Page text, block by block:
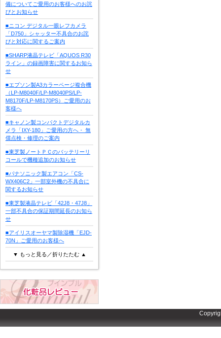
備についてご愛用のお客様へのお詫
びとお知らせ
■ニコン デジタル一眼レフカメラ
「D750」シャッター不具合のお詫
びと対応に関するご案内
■SHARP液晶テレビ「AQUOS R30
ライン」の録画障害に関するお知ら
せ
■エプソン製A3カラーページ複合機
（LP-M8040F/LP-M8040PS/LP-
M8170F/LP-M8170PS）ご愛用のお
客様へ
■キャノン製コンパクトデジタルカ
メラ「IXY-180」ご愛用の方へ・ 無
償点検・修理のご案内
■東芝製ノートＰＣのバッテリーリ
コールで機種追加のお知らせ
■パナソニック製エアコン「CS-
WX406C2」一部室外機の不具合に
関するお知らせ
■東芝製液晶テレビ「42J8・47J8」
一部不具合の保証期間延長のお知ら
せ
■アイリスオーヤマ製除湿機「EJD-
70N」ご愛用のお客様へ
▼ もっと見る／折りたたむ ▲